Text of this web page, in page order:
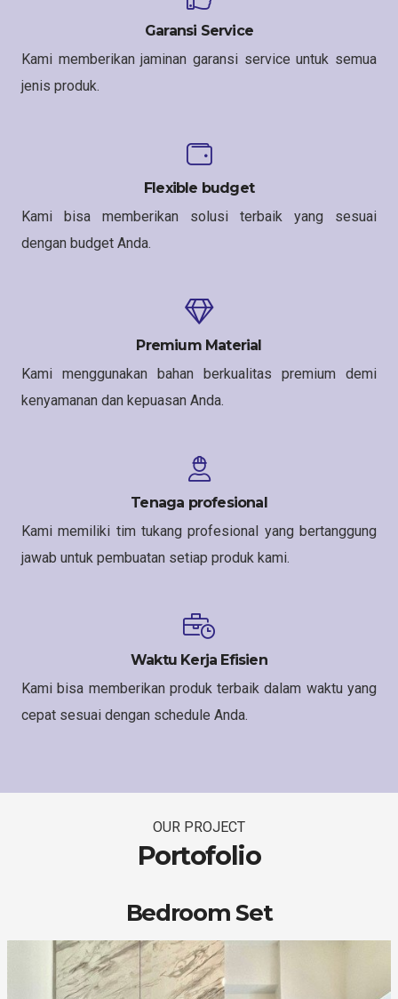
Garansi Service
Kami memberikan jaminan garansi service untuk semua
jenis produk.
Flexible budget
Kami bisa memberikan solusi terbaik yang sesuai
dengan budget Anda.
Premium Material
Kami menggunakan bahan berkualitas premium demi
kenyamanan dan kepuasan Anda.
Tenaga profesional
Kami memiliki tim tukang profesional yang bertanggung
jawab untuk pembuatan setiap produk kami.
Waktu Kerja Efisien
Kami bisa memberikan produk terbaik dalam waktu yang
cepat sesuai dengan schedule Anda.
OUR PROJECT
Portofolio
Bedroom Set